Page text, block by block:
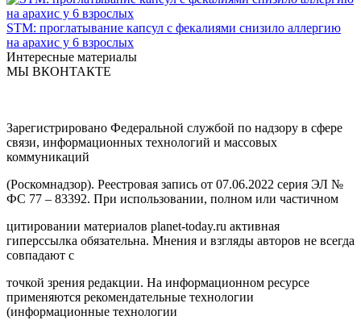
STM: проглатывание капсул с фекалиями снизило аллергию
на арахис у 6 взрослых
Интересные материалы
МЫ ВКОНТАКТЕ
Зарегистрировано Федеральной службой по надзору в сфере
связи, информационных технологий и массовых
коммуникаций
(Роскомнадзор). Реестровая запись от 07.06.2022 серия ЭЛ №
ФС 77 – 83392. При использовании, полном или частичном
цитировании материалов planet-today.ru активная
гиперссылка обязательна. Мнения и взгляды авторов не всегда
совпадают с
точкой зрения редакции. На информационном ресурсе
применяются рекомендательные технологии
(информационные технологии